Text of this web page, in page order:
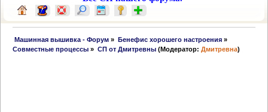
Машинная вышивка - Форум » Бенефис хорошего настроения»
Совместные процессы » СП от Дмитревны(Модератор: Дмитревна)